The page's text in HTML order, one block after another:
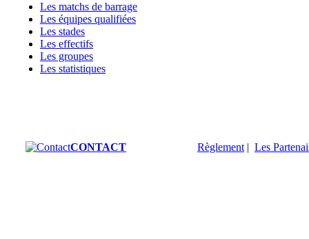
Les matchs de barrage
Les équipes qualifiées
Les stades
Les effectifs
Les groupes
Les statistiques
CONTACT Règlement | Les